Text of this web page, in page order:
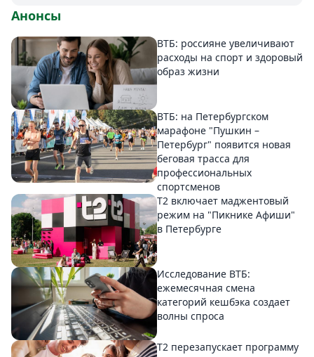
Анонсы
ВТБ: россияне увеличивают
расходы на спорт и здоровый
образ жизни
ВТБ: на Петербургском
марафоне "Пушкин –
Петербург" появится новая
беговая трасса для
профессиональных
спортсменов
Т2 включает маджентовый
режим на "Пикнике Афиши"
в Петербурге
Исследование ВТБ:
ежемесячная смена
категорий кешбэка создает
волны спроса
Т2 перезапускает программу